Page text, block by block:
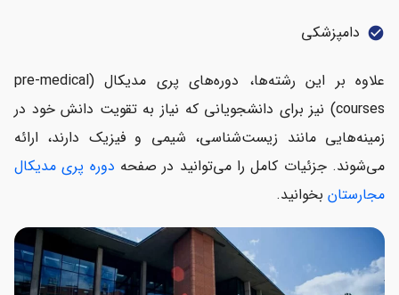
check_circle دامپزشکی
علاوه بر این رشته‌ها، دوره‌های پری مدیکال (pre-medical
courses) نیز برای دانشجویانی که نیاز به تقویت دانش خود در
زمینه‌هایی مانند زیست‌شناسی، شیمی و فیزیک دارند، ارائه
می‌شوند. جزئیات کامل را می‌توانید در صفحه دوره پری مدیکال
مجارستان بخوانید.